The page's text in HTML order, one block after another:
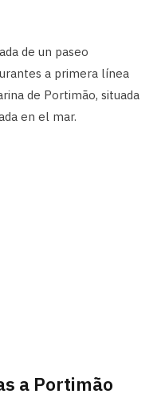
de un paseo
a primera línea
de Portimão, situada
en el mar.
a Portimão